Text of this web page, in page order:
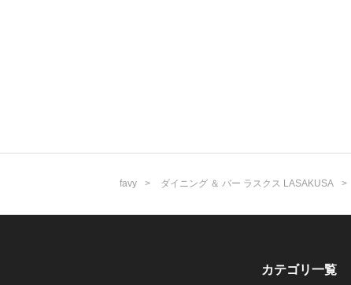
favy ダイニング ＆ バー ラスクス LASAKUSA
カテゴリ一覧